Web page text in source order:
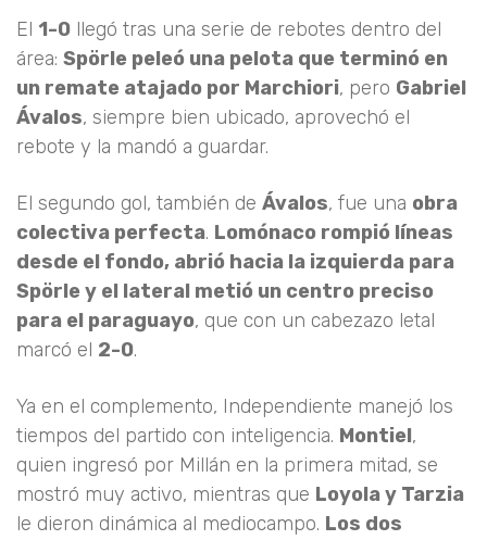
El 1-0 llegó tras una serie de rebotes dentro del
área: Spörle peleó una pelota que terminó en
un remate atajado por Marchiori, pero Gabriel
Ávalos, siempre bien ubicado, aprovechó el
rebote y la mandó a guardar.
El segundo gol, también de Ávalos, fue una obra
colectiva perfecta. Lomónaco rompió líneas
desde el fondo, abrió hacia la izquierda para
Spörle y el lateral metió un centro preciso
para el paraguayo, que con un cabezazo letal
marcó el 2-0.
Ya en el complemento, Independiente manejó los
tiempos del partido con inteligencia. Montiel,
quien ingresó por Millán en la primera mitad, se
mostró muy activo, mientras que Loyola y Tarzia
le dieron dinámica al mediocampo. Los dos